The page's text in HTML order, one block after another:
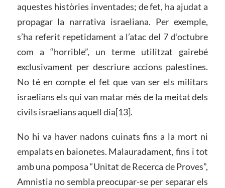
aquestes històries inventades; de fet, ha ajudat a
propagar la narrativa israeliana. Per exemple,
s’ha referit repetidament a l’atac del 7 d’octubre
com a “horrible”, un terme utilitzat gairebé
exclusivament per descriure accions palestines.
No té en compte el fet que van ser els militars
israelians els qui van matar més de la meitat dels
civils israelians aquell dia[13].
No hi va haver nadons cuinats fins a la mort ni
empalats en baionetes. Malauradament, fins i tot
amb una pomposa “Unitat de Recerca de Proves”,
Amnistia no sembla preocupar-se per separar els